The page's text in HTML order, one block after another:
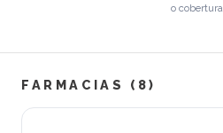
o cobertura.
FARMACIAS (8)